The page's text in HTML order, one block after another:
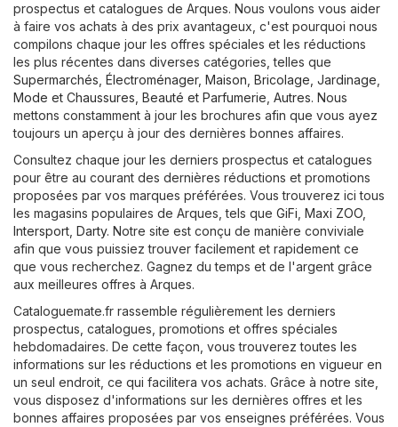
prospectus et catalogues de Arques. Nous voulons vous aider
à faire vos achats à des prix avantageux, c'est pourquoi nous
compilons chaque jour les offres spéciales et les réductions
les plus récentes dans diverses catégories, telles que
Supermarchés Électroménager, Maison, Bricolage, Jardinage
Mode et Chaussures Beauté et Parfumerie Autres. Nous
mettons constamment à jour les brochures afin que vous ayez
toujours un aperçu à jour des dernières bonnes affaires.
Consultez chaque jour les derniers prospectus et catalogues
pour être au courant des dernières réductions et promotions
proposées par vos marques préférées. Vous trouverez ici tous
les magasins populaires de Arques, tels que GiFi Maxi ZOO
Intersport Darty. Notre site est conçu de manière conviviale
afin que vous puissiez trouver facilement et rapidement ce
que vous recherchez. Gagnez du temps et de l'argent grâce
aux meilleures offres à Arques.
Cataloguemate.fr rassemble régulièrement les derniers
prospectus, catalogues, promotions et offres spéciales
hebdomadaires. De cette façon, vous trouverez toutes les
informations sur les réductions et les promotions en vigueur en
un seul endroit, ce qui facilitera vos achats. Grâce à notre site,
vous disposez d'informations sur les dernières offres et les
bonnes affaires proposées par vos enseignes préférées. Vous